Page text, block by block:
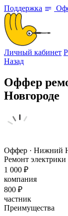
Поддержка
Личный кабинет
Назад
Оффер
Новгороде
Оффер · Нижний
Ремонт электрики
1 000 ₽
компания
800 ₽
частник
Преимущества